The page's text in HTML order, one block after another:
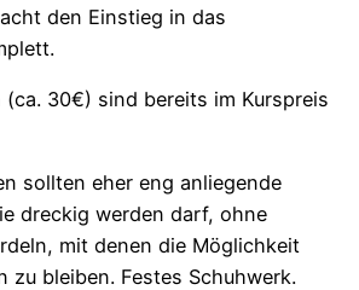
den Einstieg in das
(ca. 30€) sind bereits im Kurspreis
sollten eher eng anliegende
dreckig werden darf, ohne
mit denen die Möglichkeit
zu bleiben. Festes Schuhwerk.